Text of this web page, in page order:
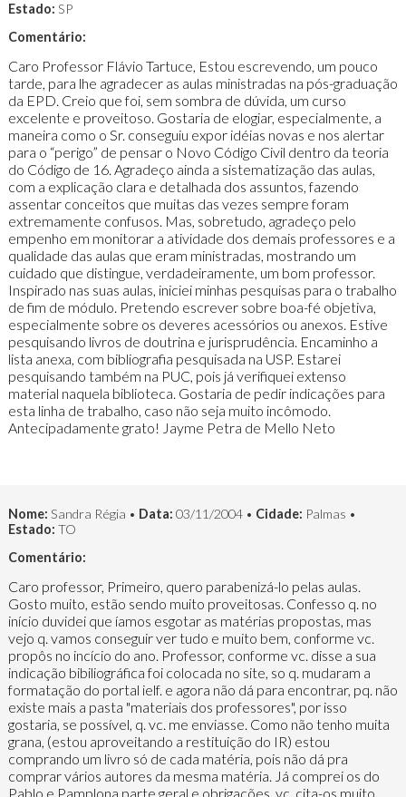
Estado: SP
Comentário:
Caro Professor Flávio Tartuce, Estou escrevendo, um pouco
tarde, para lhe agradecer as aulas ministradas na pós-graduação
da EPD. Creio que foi, sem sombra de dúvida, um curso
excelente e proveitoso. Gostaria de elogiar, especialmente, a
maneira como o Sr. conseguiu expor idéias novas e nos alertar
para o “perigo” de pensar o Novo Código Civil dentro da teoria
do Código de 16. Agradeço ainda a sistematização das aulas,
com a explicação clara e detalhada dos assuntos, fazendo
assentar conceitos que muitas das vezes sempre foram
extremamente confusos. Mas, sobretudo, agradeço pelo
empenho em monitorar a atividade dos demais professores e a
qualidade das aulas que eram ministradas, mostrando um
cuidado que distingue, verdadeiramente, um bom professor.
Inspirado nas suas aulas, iniciei minhas pesquisas para o trabalho
de fim de módulo. Pretendo escrever sobre boa-fé objetiva,
especialmente sobre os deveres acessórios ou anexos. Estive
pesquisando livros de doutrina e jurisprudência. Encaminho a
lista anexa, com bibliografia pesquisada na USP. Estarei
pesquisando também na PUC, pois já verifiquei extenso
material naquela biblioteca. Gostaria de pedir indicações para
esta linha de trabalho, caso não seja muito incômodo.
Antecipadamente grato! Jayme Petra de Mello Neto
Nome: Sandra Régia • Data: 03/11/2004 • Cidade: Palmas •
Estado: TO
Comentário:
Caro professor, Primeiro, quero parabenizá-lo pelas aulas.
Gosto muito, estão sendo muito proveitosas. Confesso q. no
início duvidei que íamos esgotar as matérias propostas, mas
vejo q. vamos conseguir ver tudo e muito bem, conforme vc.
propôs no incício do ano. Professor, conforme vc. disse a sua
indicação bibiliográfica foi colocada no site, so q. mudaram a
formatação do portal ielf. e agora não dá para encontrar, pq. não
existe mais a pasta "materiais dos professores", por isso
gostaria, se possível, q. vc. me enviasse. Como não tenho muita
grana, (estou aproveitando a restituição do IR) estou
comprando um livro só de cada matéria, pois não dá pra
comprar vários autores da mesma matéria. Já comprei os do
Pablo e Pamplona parte geral e obrigações, vc. cita-os muito